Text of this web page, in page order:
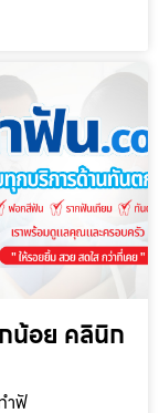
น้อย คลินิก
ำฟั